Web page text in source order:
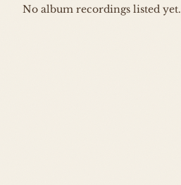
No album recordings listed yet.